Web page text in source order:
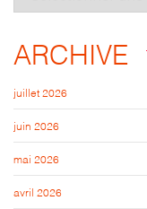
ARCHIVE
juillet 2026
juin 2026
mai 2026
avril 2026